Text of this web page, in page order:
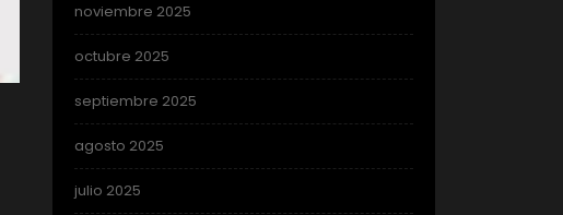
noviembre 2025
octubre 2025
septiembre 2025
agosto 2025
julio 2025